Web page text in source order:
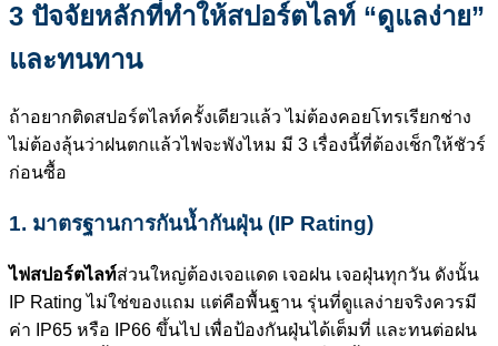
3 ปัจจัยหลักที่ทำให้สปอร์ตไลท์ “ดูแลง่าย”
และทนทาน
ถ้าอยากติดสปอร์ตไลท์ครั้งเดียวแล้ว ไม่ต้องคอยโทรเรียกช่าง
ไม่ต้องลุ้นว่าฝนตกแล้วไฟจะพังไหม มี 3 เรื่องนี้ที่ต้องเช็กให้ชัวร์
ก่อนซื้อ
1. มาตรฐานการกันน้ำกันฝุ่น (IP Rating)
ไฟสปอร์ตไลท์ส่วนใหญ่ต้องเจอแดด เจอฝน เจอฝุ่นทุกวัน ดังนั้น
IP Rating ไม่ใช่ของแถม แต่คือพื้นฐาน รุ่นที่ดูแลง่ายจริงควรมี
ค่า IP65 หรือ IP66 ขึ้นไป เพื่อป้องกันฝุ่นได้เต็มที่ และทนต่อฝน